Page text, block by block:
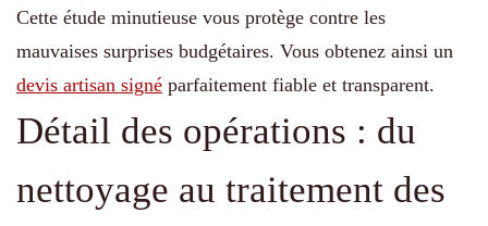
Cette étude minutieuse vous protège contre les
mauvaises surprises budgétaires. Vous obtenez ainsi un
devis artisan signé parfaitement fiable et transparent.
Détail des opérations : du
nettoyage au traitement des